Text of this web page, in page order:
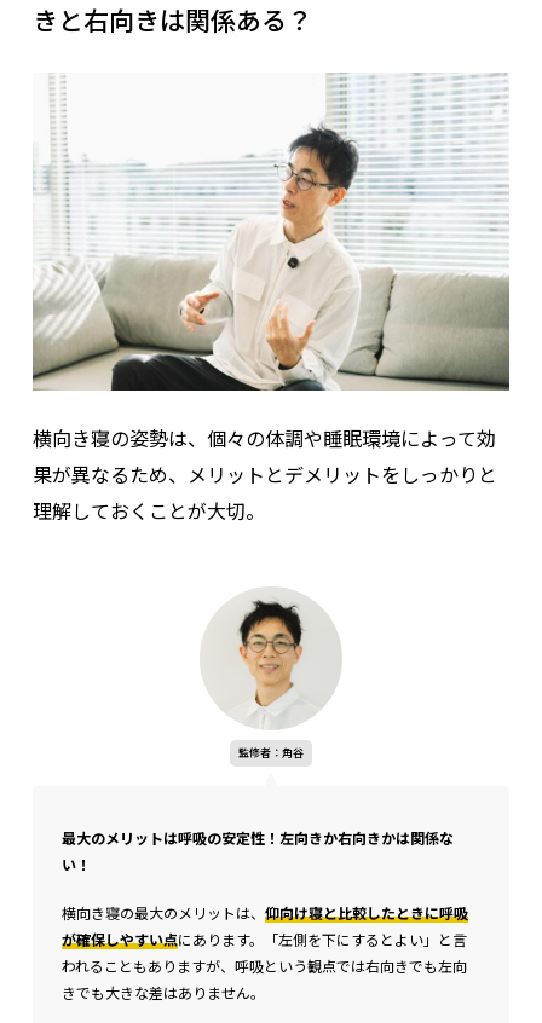
きと右向きは関係ある？
横向き寝の姿勢は、個々の体調や睡眠環境によって効
果が異なるため、メリットとデメリットをしっかりと
理解しておくことが大切。
監修者：角谷
最大のメリットは呼吸の安定性！左向きか右向きかは関係な
い！
横向き寝の最大のメリットは、 仰向け寝と比較したときに呼吸
が確保しやすい点にあります。「左側を下にするとよい」と言
われることもありますが、呼吸という観点では右向きでも左向
きでも大きな差はありません。